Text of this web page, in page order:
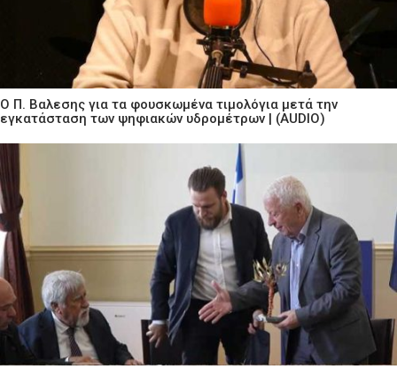
Ο Π. Βαλεσης για τα φουσκωμένα τιμολόγια μετά την
εγκατάσταση των ψηφιακών υδρομέτρων | (AUDIO)